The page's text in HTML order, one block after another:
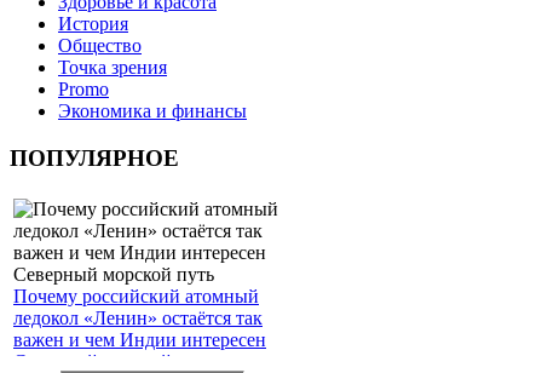
История
Общество
Точка зрения
Promo
Экономика и финансы
ПОПУЛЯРНОЕ
Почему российский атомный
ледокол «Ленин» остаётся так
важен и чем Индии интересен
Северный морской путь